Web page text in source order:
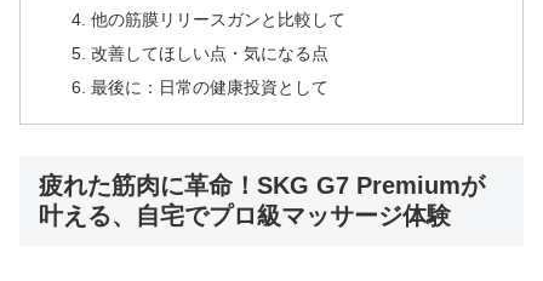
他の筋膜リリースガンと比較して
改善してほしい点・気になる点
最後に：日常の健康投資として
疲れた筋肉に革命！SKG G7 Premiumが
叶える、自宅でプロ級マッサージ体験